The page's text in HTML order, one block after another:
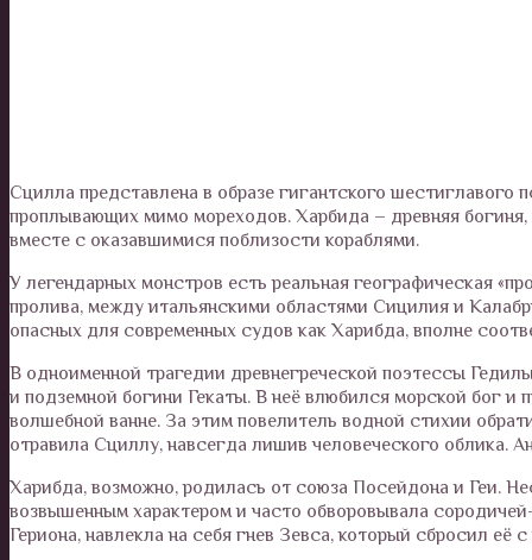
Сцилла представлена в образе гигантского
проплывающих мимо мореходов. Харбида – древняя богиня,
вместе с оказавшимися поблизости кораблями.
У легендарных монстров есть реальная географическая
пролива, между итальянскими областями Сицилия и
опасных для современных судов как Харибда, вполне
В одноименной трагедии древнегреческой поэтессы
и подземной богини Гекаты. В неё влюбился морской бог и
волшебной ванне. За этим повелитель водной стихии
отравила Сциллу, навсегда лишив человеческого облика.
Харибда, возможно, родилась от союза Посейдона и Геи.
возвышенным характером и часто обворовывала
Гериона, навлекла на себя гнев Зевса, который сбросил